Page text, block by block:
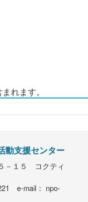
れます。
動支援センター
－１５ コクティ
e-mail： npo-